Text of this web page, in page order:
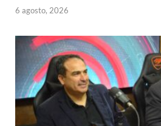
6 agosto, 2026